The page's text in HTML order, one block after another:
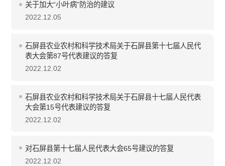
关于加大“小叶病”防治的建议
2022.12.05
石屏县农业农村和科学技术局关于石屏县第十七届人民代
表大会第87号代表建议的答复
2022.12.02
石屏县农业农村和科学技术局关于石屏县十七届人民代表
大会第15号代表建议的答复
2022.12.02
对石屏县第十七届人民代表大会65号建议的答复
2022.12.02